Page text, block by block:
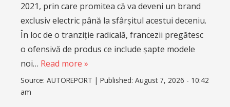
2021, prin care promitea că va deveni un brand
exclusiv electric până la sfârșitul acestui deceniu.
În loc de o tranziție radicală, francezii pregătesc
o ofensivă de produs ce include șapte modele
noi… Read more »
Source: AUTOREPORT | Published: August 7, 2026 - 10:42
am